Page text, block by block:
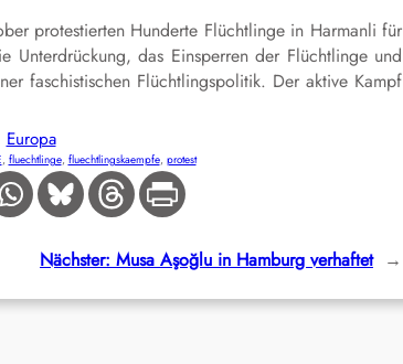
protestierten Hunderte Flüchtlinge in Harmanli für
Unterdrückung, das Einsperren der Flüchtlinge und
faschistischen Flüchtlingspolitik. Der aktive Kampf
Europa
, fluechtlinge, fluechtlingskaempfe, protest
Nächster: Musa Aşoğlu in Hamburg verhaftet →